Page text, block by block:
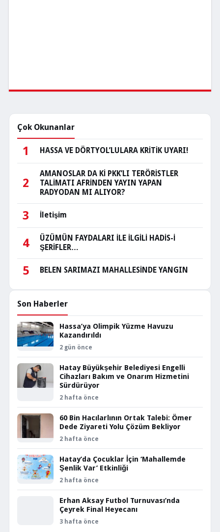
Çok Okunanlar
1 HASSA VE DÖRTYOL’LULARA KRİTİK UYARI!
2
AMANOSLAR DA Kİ PKK’LI TERÖRİSTLER
TALİMATI AFRİNDEN YAYIN YAPAN
RADYODAN MI ALIYOR?
3 İletişim
4
ÜZÜMÜN FAYDALARI İLE İLGİLİ HADİS-İ
ŞERİFLER…
5 BELEN SARIMAZI MAHALLESİNDE YANGIN
Son Haberler
Hassa’ya Olimpik Yüzme Havuzu
Kazandırıldı
2 gün önce
Hatay Büyükşehir Belediyesi Engelli
Cihazları Bakım ve Onarım Hizmetini
Sürdürüyor
2 hafta önce
60 Bin Hacılarlının Ortak Talebi: Ömer
Dede Ziyareti Yolu Çözüm Bekliyor
2 hafta önce
Hatay’da Çocuklar İçin ‘Mahallemde
Şenlik Var’ Etkinliği
2 hafta önce
Erhan Aksay Futbol Turnuvası’nda
Çeyrek Final Heyecanı
3 hafta önce